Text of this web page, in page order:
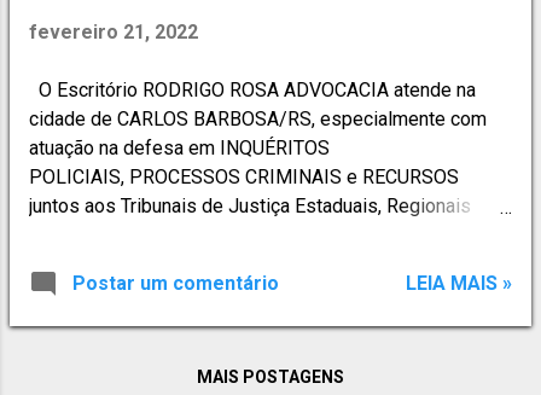
fevereiro 21, 2022
O Escritório RODRIGO ROSA ADVOCACIA atende na
cidade de CARLOS BARBOSA/RS, especialmente com
atuação na defesa em INQUÉRITOS
POLICIAIS, PROCESSOS CRIMINAIS e RECURSOS
juntos aos Tribunais de Justiça Estaduais, Regionais
através de plantão criminal 24h. ATUAÇÃO
PROFISSIONAL - DIREITO PENAL: · Ações Penais
· Acompanhamento de Recursos perante Tribunais de
Postar um comentário LEIA MAIS »
MAIS POSTAGENS